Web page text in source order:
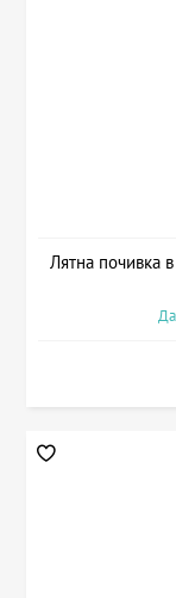
Лятна почивка